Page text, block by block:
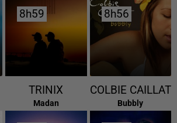
8h59
8h59
TRINIX
Madan
8h56
8h56
COLBIE CAILLAT
Bubbly